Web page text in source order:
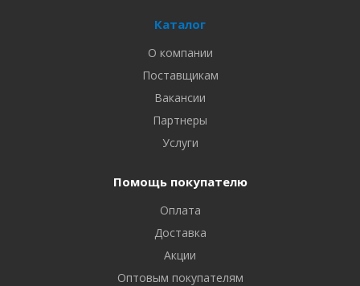
Каталог
О компании
Поставщикам
Вакансии
Партнеры
Услуги
Помощь покупателю
Оплата
Доставка
Акции
Оптовым покупателям